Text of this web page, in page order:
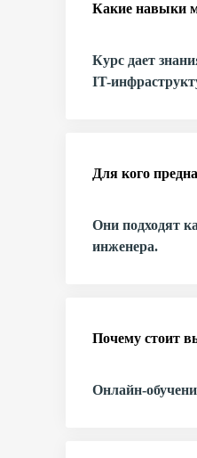
Какие навыки
Курс дает
IT-
Для кого
Они подходят
инженера.
Почему стоит
Онлайн-